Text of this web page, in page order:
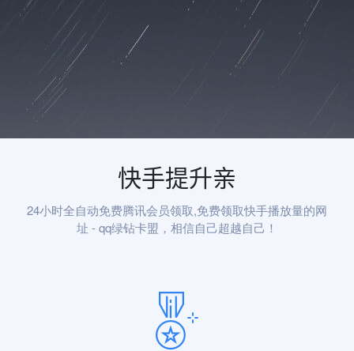
快手提升亲
24小时全自动免费腾讯会员领取,免费领取快手播放量的网
址 - qq绿钻卡盟，相信自己超越自己！